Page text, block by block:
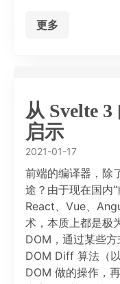
更多
从 Svelte
启示
2021-01-17
前端的编译器，除
途？由于现在国内
React、Vue、
术，本质上都是极
DOM，通过某些
DOM Diff 算法（
DOM 做的操作，